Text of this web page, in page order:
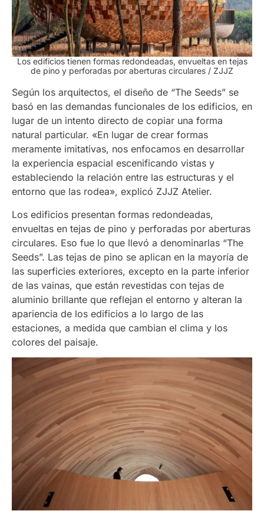
Los edificios tienen formas redondeadas, envueltas en tejas
de pino y perforadas por aberturas circulares / ZJJZ
Según los arquitectos, el diseño de “The Seeds” se
basó en las demandas funcionales de los edificios, en
lugar de un intento directo de copiar una forma
natural particular. «En lugar de crear formas
meramente imitativas, nos enfocamos en desarrollar
la experiencia espacial escenificando vistas y
estableciendo la relación entre las estructuras y el
entorno que las rodea», explicó ZJJZ Atelier.
Los edificios presentan formas redondeadas,
envueltas en tejas de pino y perforadas por aberturas
circulares. Eso fue lo que llevó a denominarlas “The
Seeds”. Las tejas de pino se aplican en la mayoría de
las superficies exteriores, excepto en la parte inferior
de las vainas, que están revestidas con tejas de
aluminio brillante que reflejan el entorno y alteran la
apariencia de los edificios a lo largo de las
estaciones, a medida que cambian el clima y los
colores del paisaje.